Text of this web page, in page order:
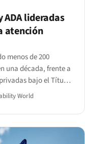
ADA lideradas
atención
menos de 200
una década, frente a
bajo el Título
World